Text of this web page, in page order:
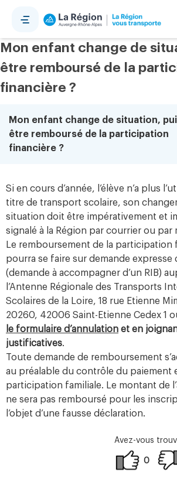
Mon enfant change de
être remboursé de la
financière ?
Mon enfant change de situation,
être remboursé de la participation
financière ?
Si en cours d’année, l’élève n’a plus
titre de transport scolaire, son
situation doit être impérativement et
signalé à la Région par courrier ou par
Le remboursement de la participation
pourra se faire sur demande expresse
(demande à accompagner d’un RIB)
l’Antenne Régionale des Transports
Scolaires de la Loire, 18 rue Etienne
20260, 42006 Saint-Etienne Cedex 1
le formulaire d’annulation et en
justificatives.
Toute demande de remboursement
au préalable du contrôle du paiement
participation familiale. Le montant de
ne sera pas remboursé pour les
l’objet d’une fausse déclaration.
Avez-vous
0